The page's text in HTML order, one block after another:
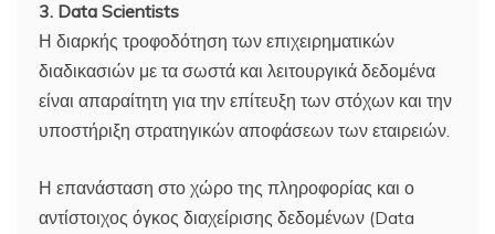
3. Data Scientists
Η διαρκής τροφοδότηση των επιχειρηματικών
διαδικασιών με τα σωστά και λειτουργικά δεδομένα
είναι απαραίτητη για την επίτευξη των στόχων και την
υποστήριξη στρατηγικών αποφάσεων των εταιρειών.
Η επανάσταση στο χώρο της πληροφορίας και ο
αντίστοιχος όγκος διαχείρισης δεδομένων (Data